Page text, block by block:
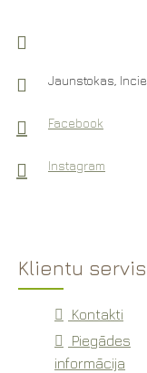
Jaunstokas,
Facebook
Instagram
Klientu
Kontakti
Piegādes
informācija